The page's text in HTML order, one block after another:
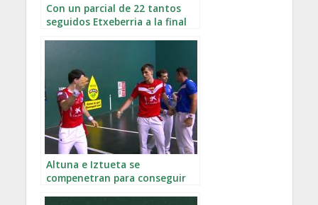
Con un parcial de 22 tantos
seguidos Etxeberria a la final
Altuna e Iztueta se
compenetran para conseguir